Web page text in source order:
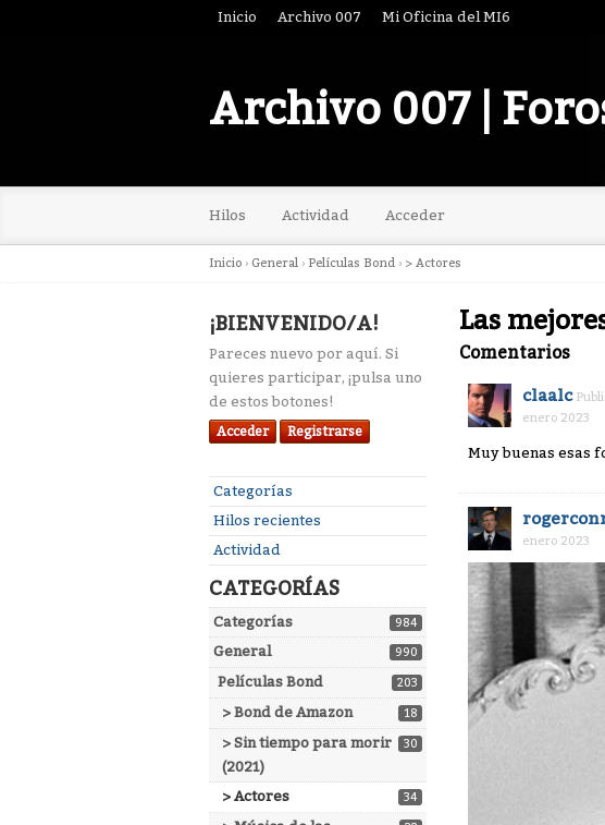
Inicio Archivo 007 Mi Oficina del MI6
Archivo 007 |
Hilos Actividad Acceder
Inicio › General › Películas Bond › > Actores
¡BIENVENIDO/A!
Pareces nuevo por aquí. Si
quieres participar, ¡pulsa uno
de estos botones!
Acceder Registrarse
Enlaces
rápidos
Categorías
Hilos recientes
Actividad
CATEGORÍAS
984
Categorías
990
General
203
Películas Bond
18
> Bond de Amazon
30
> Sin tiempo para morir
(2021)
34
> Actores
Las
Comentarios
claalc
enero 2023
Muy buenas esas
enero 2023